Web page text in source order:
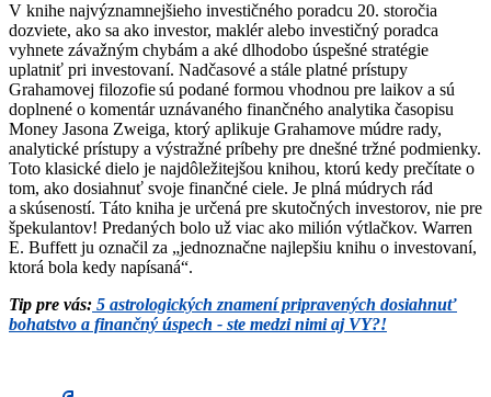
V knihe najvýznamnejšieho investičného poradcu 20. storočia
dozviete, ako sa ako investor, maklér alebo investičný poradca
vyhnete závažným chybám a aké dlhodobo úspešné stratégie
uplatniť pri investovaní. Nadčasové a stále platné prístupy
Grahamovej filozofie sú podané formou vhodnou pre laikov a sú
doplnené o komentár uznávaného finančného analytika časopisu
Money Jasona Zweiga, ktorý aplikuje Grahamove múdre rady,
analytické prístupy a výstražné príbehy pre dnešné tržné podmienky.
Toto klasické dielo je najdôležitejšou knihou, ktorú kedy prečítate o
tom, ako dosiahnuť svoje finančné ciele. Je plná múdrych rád
a skúseností. Táto kniha je určená pre skutočných investorov, nie pre
špekulantov! Predaných bolo už viac ako milión výtlačkov. Warren
E. Buffett ju označil za „jednoznačne najlepšiu knihu o investovaní,
ktorá bola kedy napísaná“.
Tip pre vás: 5 astrologických znamení pripravených dosiahnuť
bohatstvo a finančný úspech - ste medzi nimi aj VY?!